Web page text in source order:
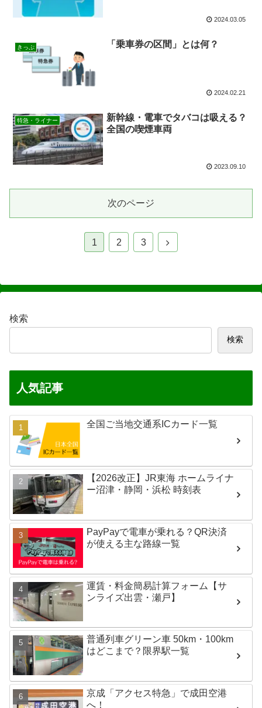
2024.03.05
きっぷ 「乗車券の区間」とは何？
2024.02.21
特急・ライナー
新幹線・電車でタバコは吸える？
全国の喫煙車両
2023.09.10
次のページ
1 2 3
次
検索
検索
人気記事
全国ご当地交通系ICカード一覧
【2026改正】JR東海 ホームライナ
ー沼津・静岡・浜松 時刻表
PayPayで電車が乗れる？QR決済
が使える主な路線一覧
運賃・料金簡易計算フォーム【サ
ンライズ出雲・瀬戸】
普通列車グリーン車 50km・100km
はどこまで？限界駅一覧
京成「アクセス特急」で成田空港
へ！